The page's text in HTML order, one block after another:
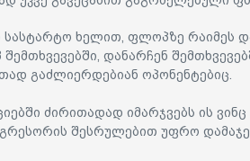
სასტარტო ხელით, ფლოპზე რაიმეს
დანარჩენ
გაძლიერდებიან ოპონენტებიც.
ძირითადად იმარჯვებს ის
შესრულებით უფრო